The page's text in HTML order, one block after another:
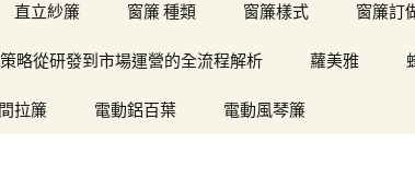
直立紗簾 窗簾 種類 窗簾樣式 窗簾訂
略從研發到市場運營的全流程解析 蘿美雅
拉簾 電動鋁百葉 電動風琴簾